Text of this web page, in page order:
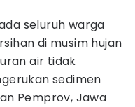
seluruh warga
di musim hujan
air tidak
sedimen
Pemprov, Jawa